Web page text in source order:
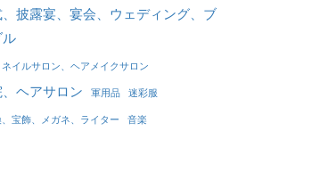
披露宴、宴会、ウェディング、ブ
ル
イルサロン、ヘアメイクサロン
、ヘアサロン 軍用品 迷彩服
、宝飾、メガネ、ライター 音楽